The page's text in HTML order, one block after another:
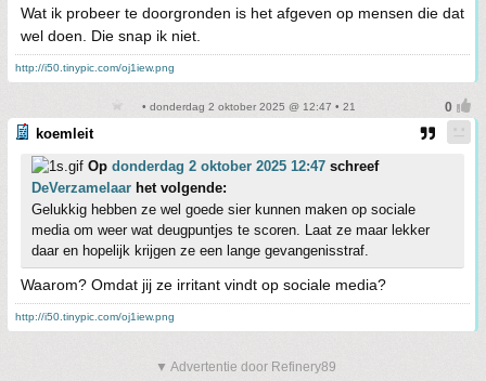
Wat ik probeer te doorgronden is het afgeven op mensen die dat
wel doen. Die snap ik niet.
http://i50.tinypic.com/oj1iew.png
• donderdag 2 oktober 2025 @ 12:47 • 21
koemleit
Op donderdag 2 oktober 2025 12:47 schreef
DeVerzamelaar het volgende:
Gelukkig hebben ze wel goede sier kunnen maken op sociale
media om weer wat deugpuntjes te scoren. Laat ze maar lekker
daar en hopelijk krijgen ze een lange gevangenisstraf.
Waarom? Omdat jij ze irritant vindt op sociale media?
http://i50.tinypic.com/oj1iew.png
▼ Advertentie door Refinery89